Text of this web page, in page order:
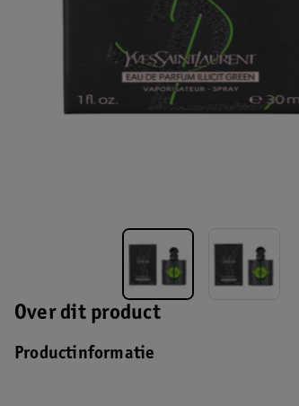
Over dit product
Productinformatie